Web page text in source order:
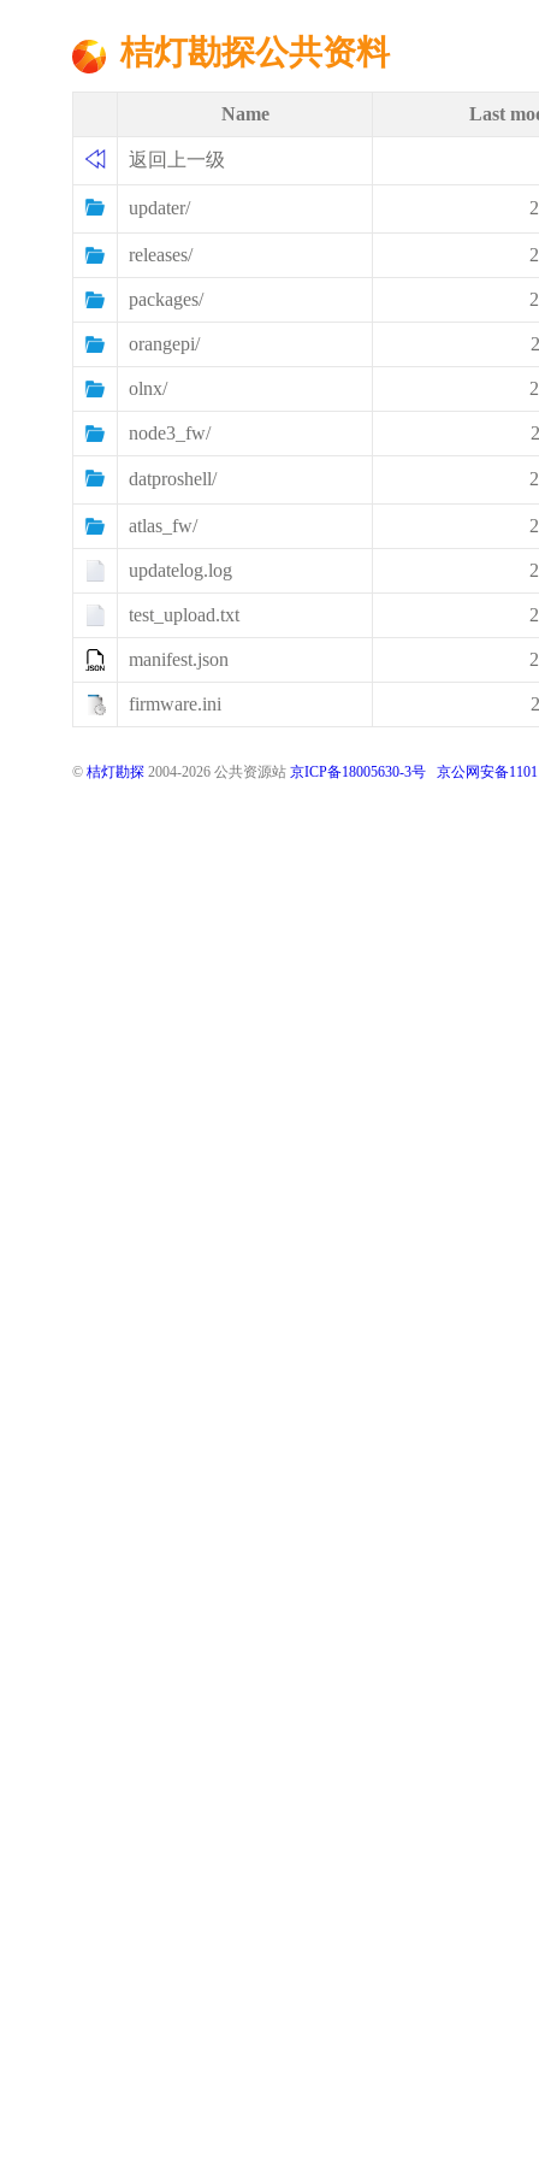
桔灯勘探公共资料
Name Last
返回上一级
updater/
releases/
packages/
orangepi/
olnx/
node3_fw/
datproshell/
atlas_fw/
updatelog.log
test_upload.txt
manifest.json
firmware.ini
© 桔灯勘探 2004-2026 公共资源站 京ICP备18005630-3号 京公网安备